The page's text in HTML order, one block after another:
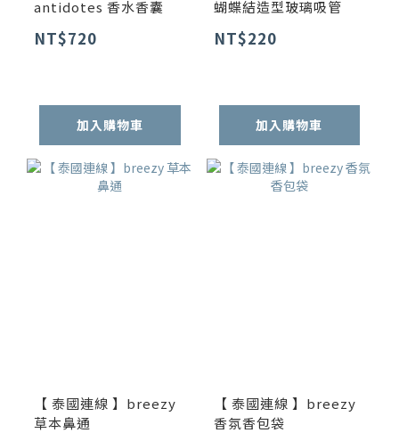
antidotes 香水香囊
NT$720
加入購物車
蝴蝶結造型玻璃吸管
NT$220
加入購物車
【 泰國連線 】breezy
草本鼻通
【 泰國連線 】breezy
香氛香包袋